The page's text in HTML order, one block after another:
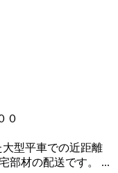
０
型平車での近距離
部材の配送です。 ...